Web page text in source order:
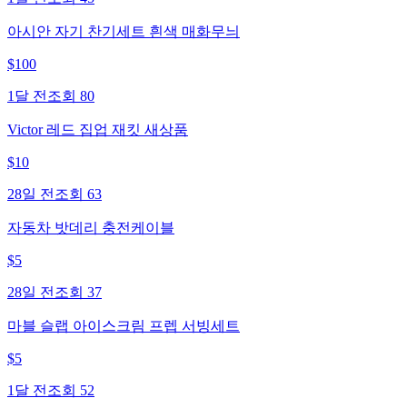
아시안 자기 찬기세트 흰색 매화무늬
$100
1달 전 조회 80
Victor 레드 집업 재킷 새상품
$10
28일 전 조회 63
자동차 밧데리 충전케이블
$5
28일 전 조회 37
마블 슬랩 아이스크림 프렙 서빙세트
$5
1달 전 조회 52